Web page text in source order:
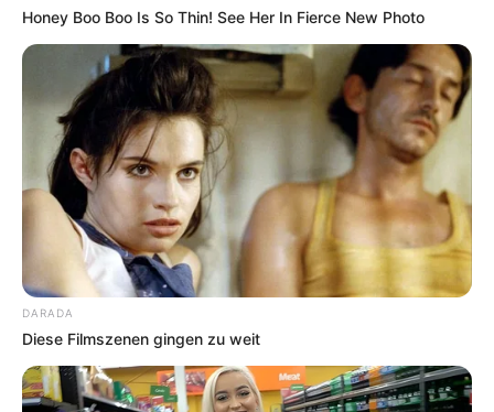
Honey Boo Boo Is So Thin! See Her In Fierce New Photo
DARADA
Diese Filmszenen gingen zu weit